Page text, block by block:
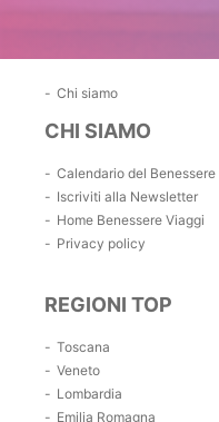
Chi siamo
CHI SIAMO
Calendario del Benessere
Iscriviti alla Newsletter
Home Benessere Viaggi
Privacy policy
REGIONI TOP
Toscana
Veneto
Lombardia
Emilia Romagna